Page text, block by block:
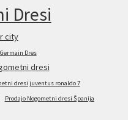
Dresi
city
Dres
dresi
dresi juventus ronaldo 7
Prodajo Nogometni dresi Španija